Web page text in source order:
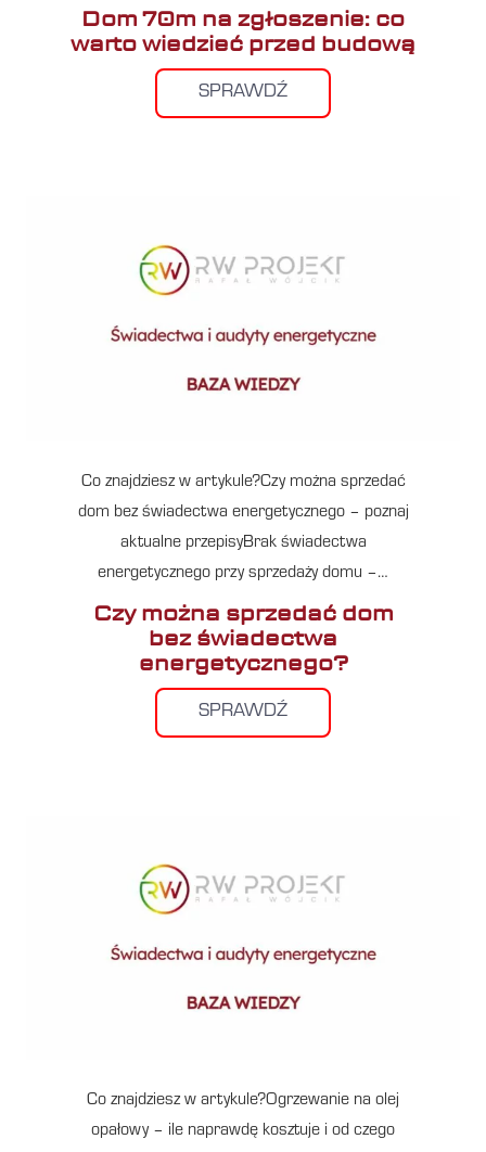
Dom 70m na zgłoszenie: co
warto wiedzieć przed budową
SPRAWDŹ
Co znajdziesz w artykule?Czy można sprzedać
dom bez świadectwa energetycznego – poznaj
aktualne przepisyBrak świadectwa
energetycznego przy sprzedaży domu –…
Czy można sprzedać dom
bez świadectwa
energetycznego?
SPRAWDŹ
Co znajdziesz w artykule?Ogrzewanie na olej
opałowy – ile naprawdę kosztuje i od czego